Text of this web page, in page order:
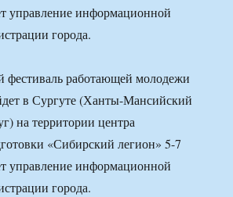
управление информационной
города.
фестиваль работающей молодежи
в Сургуте (Ханты-Мансийский
на территории центра
«Сибирский легион» 5-7
управление информационной
города.